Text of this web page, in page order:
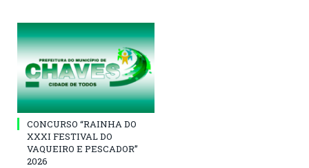
CONCURSO “RAINHA DO
XXXI FESTIVAL DO
VAQUEIRO E PESCADOR”
2026